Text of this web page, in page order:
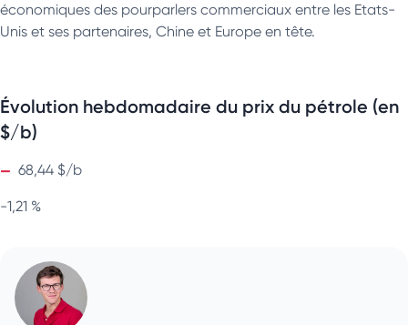
économiques des pourparlers commerciaux entre les Etats-
Unis et ses partenaires, Chine et Europe en tête.
Évolution hebdomadaire du prix du pétrole (en
$/b)
68,44 $/b
-1,21 %